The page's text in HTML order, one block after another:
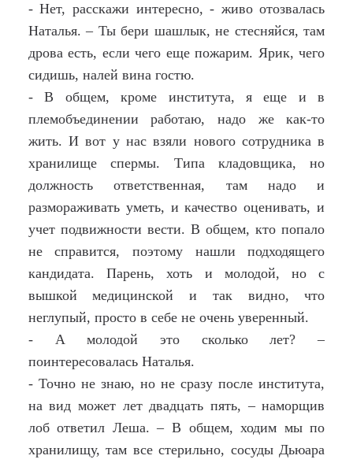
- Нет, расскажи интересно, - живо отозвалась
Наталья. – Ты бери шашлык, не стесняйся, там
дрова есть, если чего еще пожарим. Ярик, чего
сидишь, налей вина гостю.
- В общем, кроме института, я еще и в
племобъединении работаю, надо же как-то
жить. И вот у нас взяли нового сотрудника в
хранилище спермы. Типа кладовщика, но
должность ответственная, там надо и
размораживать уметь, и качество оценивать, и
учет подвижности вести. В общем, кто попало
не справится, поэтому нашли подходящего
кандидата. Парень, хоть и молодой, но с
вышкой медицинской и так видно, что
неглупый, просто в себе не очень уверенный.
- А молодой это сколько лет? –
поинтересовалась Наталья.
- Точно не знаю, но не сразу после института,
на вид может лет двадцать пять, – наморщив
лоб ответил Леша. – В общем, ходим мы по
хранилищу, там все стерильно, сосуды Дьюара